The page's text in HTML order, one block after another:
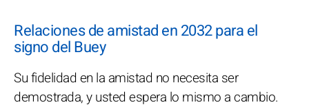
Relaciones de amistad en 2032 para el
signo del Buey
Su fidelidad en la amistad no necesita ser
demostrada, y usted espera lo mismo a cambio.